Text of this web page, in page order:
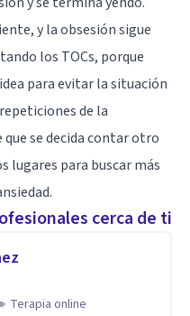
y la obsesión sigue
los TOCs, porque
para evitar la situación
de la
se decida contar otro
lugares para buscar más
cerca de ti
Terapia online